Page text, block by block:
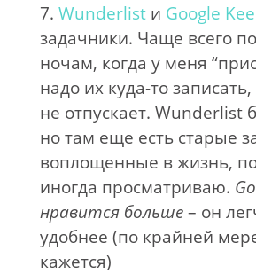
7. Wunderlistи Google
задачники. Чаще всего
ночам, когда у меня
надо их куда-то
не отпускает. Wunderlist
но там еще есть старые
воплощенные в жизнь,
иногда просматриваю.
нравится больше– он
удобнее (по крайней
кажется)